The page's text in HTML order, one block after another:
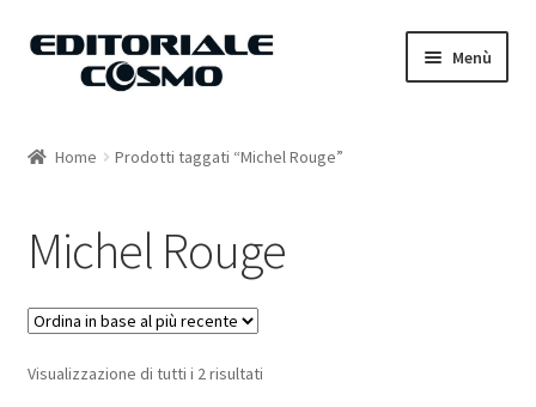
Vai
Vai
Menù
Carrello
Il mio account
Home Prodotti taggati “Michel Rouge”
Michel Rouge
Visualizzazione di tutti i 2 risultati